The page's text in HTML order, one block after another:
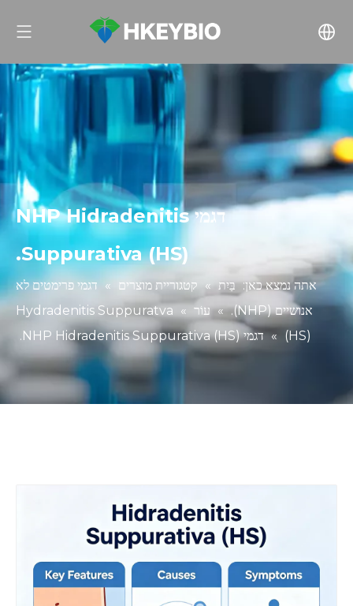
דגמי NHP Hidradenitis
Suppurativa (HS).
אתה נמצא כאן: בַּיִת » קטגוריית מוצרים » דגמי פרימטים לא
אנושיים (NHP).
» עוֹר »
Hydradenitis Suppuratva
(HS)
» דגמי NHP Hidradenitis Suppurativa (HS).